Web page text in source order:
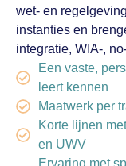
wet- en
instanties en
integratie, WIA-,
Een vaste,
leert kennen
Maatwerk per
Korte lijnen
en UWV